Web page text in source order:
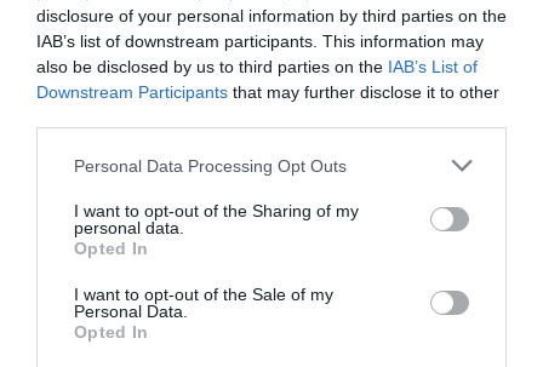
disclosure of your personal information by third parties on the
IAB’s list of downstream participants. This information may
also be disclosed by us to third parties on the IAB’s List of
Downstream Participants that may further disclose it to other
Please note that this website/app uses one or more Google
not limited to your visit or usage behaviour. You may click to
grant or deny consent to Google and its third-party tags to
use your data for below specified purposes in below Google
consent section.
Personal Data Processing Opt Outs
I want to opt-out of the Sharing of my
personal data.
Opted In
I want to opt-out of the Sale of my
Personal Data.
Opted In
πηγή στην Google
Share Tweet